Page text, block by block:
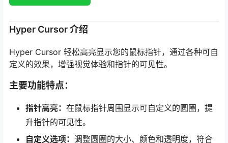
Hyper Cursor 介绍
Hyper Cursor 轻松高亮显示您的鼠标指针，通过各种可自
定义的效果，增强视觉体验和指针的可见性。
主要功能特点：
指针高亮： 在鼠标指针周围显示可自定义的圆圈，提
升指针的可见性。
自定义选项： 调整圆圈的大小、颜色和透明度，符合